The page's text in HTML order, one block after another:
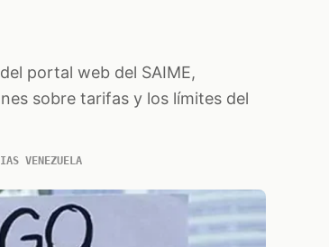
portal web del SAIME,
sobre tarifas y los límites del
VENEZUELA